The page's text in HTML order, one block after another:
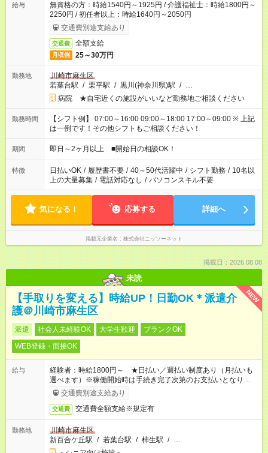
給与
無資格の方：時給1540円～1925円 / 介護福祉士：時給1800円～
2250円 / 初任者以上：時給1640円～2050円
交通費別途支給あり
交通費 全額支給
月収例 25～30万円
勤務地
川崎市麻生区
若葉台駅 / 栗平駅 / 黒川(神奈川県)駅 / …
病院 ★自宅近くの施設がいいなど勤務地ご相談ください
勤務時間
【シフト例】 07:00～16:00 09:00～18:00 17:00～09:00 ※ 上記
は一例です！その他シフトもご相談ください！
期間 即日～2ヶ月以上 ■開始日の相談OK！
特徴 日払いOK / 履歴書不要 / 40～50代活躍中 / シフト勤務 / 10名以
上の大量募集 / 電話対応なし / パソコンスキル不要
気になる！ 応募する 詳細へ
掲載元企業名 株式会社ニッソーネット
掲載日：2026.08.08
未読
NEW
【手取りを変える】時給UP！日勤OK＊派遣介
護＠川崎市麻生区
派遣 社会人未経験OK 大学生歓迎
ブランクOK
WEB登録・面接OK
給与
経験者：時給1800円～ ★日払い／週払い制度あり（月払いも
選べます）※稼働開始時は手続き完了次第のお支払いとなりま
す。交通費別途支給あり
交通費 交通費全額支給※規定有
勤務地
川崎市麻生区
新百合ケ丘駅 / 若葉台駅 / 柿生駅 / …